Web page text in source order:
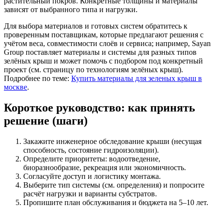
зависят от выбранного типа и нагрузки.
Для выбора материалов и готовых систем обратитесь к
проверенным поставщикам, которые предлагают решения с
учётом веса, совместимости слоёв и сервиса; например, Sayan
Group поставляет материалы и системы для разных типов
зелёных крыш и может помочь с подбором под конкретный
проект (см. страницу по технологиям зелёных крыш).
Подробнее по теме: Купить материалы для зеленых крыш в
москве.
Короткое руководство: как принять
решение (шаги)
Закажите инженерное обследование крыши (несущая
способность, состояние гидроизоляции).
Определите приоритеты: водоотведение,
биоразнообразие, рекреация или экономичность.
Согласуйте доступ и логистику монтажа.
Выберите тип системы (см. определения) и попросите
расчёт нагрузки и варианты субстратов.
Пропишите план обслуживания и бюджета на 5–10 лет.